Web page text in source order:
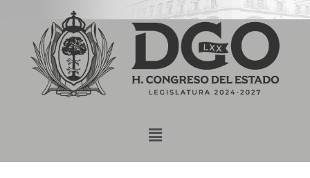
Saltar
contenido